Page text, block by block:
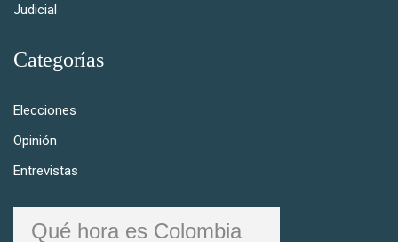
Judicial
Categorías
Elecciones
Opinión
Entrevistas
Qué hora es Colombia